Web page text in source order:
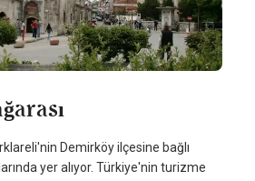
Demirköy ilçesine bağlı
yer alıyor. Türkiye'nin turizme